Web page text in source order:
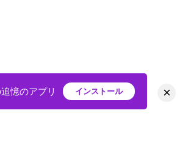
憶のアプリ インストール ×